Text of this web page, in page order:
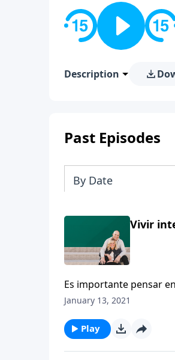
Description
Past Episodes
By Date
Vivir
Es importante pensar
reflexiona sobre áreas
January 13, 2021
Play